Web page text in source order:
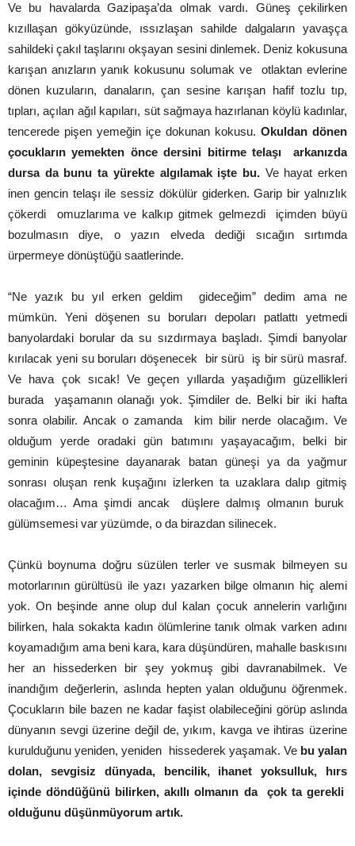
Ve bu havalarda Gazipaşa’da olmak vardı. Güneş çekilirken
kızıllaşan gökyüzünde, ıssızlaşan sahilde dalgaların yavaşça
sahildeki çakıl taşlarını okşayan sesini dinlemek. Deniz kokusuna
karışan anızların yanık kokusunu solumak ve otlaktan evlerine
dönen kuzuların, danaların, çan sesine karışan hafif tozlu tıp,
tıpları, açılan ağıl kapıları, süt sağmaya hazırlanan köylü kadınlar,
tencerede pişen yemeğin içe dokunan kokusu. Okuldan dönen
çocukların yemekten önce dersini bitirme telaşı arkanızda
dursa da bunu ta yürekte algılamak işte bu.Ve hayat erken
inen gencin telaşı ile sessiz dökülür giderken. Garip bir yalnızlık
çökerdi omuzlarıma ve kalkıp gitmek gelmezdi içimden büyü
bozulmasın diye, o yazın elveda dediği sıcağın sırtımda
ürpermeye dönüştüğü saatlerinde.
“Ne yazık bu yıl erken geldim gideceğim” dedim ama ne
mümkün. Yeni döşenen su boruları depoları patlattı yetmedi
banyolardaki borular da su sızdırmaya başladı. Şimdi banyolar
kırılacak yeni su boruları döşenecek bir sürü iş bir sürü masraf.
Ve hava çok sıcak! Ve geçen yıllarda yaşadığım güzellikleri
burada yaşamanın olanağı yok. Şimdiler de. Belki bir iki hafta
sonra olabilir. Ancak o zamanda kim bilir nerde olacağım. Ve
olduğum yerde oradaki gün batımını yaşayacağım, belki bir
geminin küpeştesine dayanarak batan güneşi ya da yağmur
sonrası oluşan renk kuşağını izlerken ta uzaklara dalıp gitmiş
olacağım… Ama şimdi ancak düşlere dalmış olmanın buruk
gülümsemesi var yüzümde, o da birazdan silinecek.
Çünkü boynuma doğru süzülen terler ve susmak bilmeyen su
motorlarının gürültüsü ile yazı yazarken bilge olmanın hiç alemi
yok. On beşinde anne olup dul kalan çocuk annelerin varlığını
bilirken, hala sokakta kadın ölümlerine tanık olmak varken adını
koyamadığım ama beni kara, kara düşündüren, mahalle baskısını
her an hissederken bir şey yokmuş gibi davranabilmek. Ve
inandığım değerlerin, aslında hepten yalan olduğunu öğrenmek.
Çocukların bile bazen ne kadar faşist olabileceğini görüp aslında
dünyanın sevgi üzerine değil de, yıkım, kavga ve ihtiras üzerine
kurulduğunu yeniden, yeniden hissederek yaşamak. Ve bu yalan
dolan, sevgisiz dünyada, bencilik, ihanet yoksulluk, hırs
içinde döndüğünü bilirken, akıllı olmanın da çok ta gerekli
olduğunu düşünmüyorum artık.